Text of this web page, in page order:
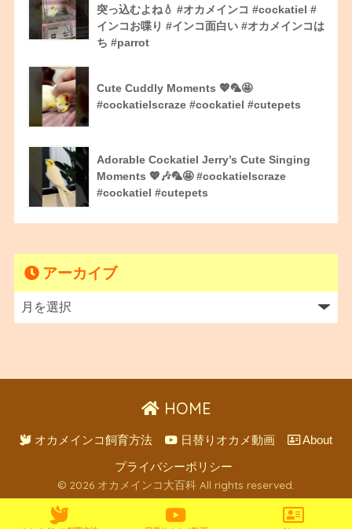
突っ込むよね💧 #オカメインコ #cockatiel #
インコお喋り #インコ面白い #オカメインコは
ち #parrot
Cute Cuddly Moments 💖🦜🤩
#cockatielscraze #cockatiel #cutepets
Adorable Cockatiel Jerry’s Cute Singing
Moments 💖🎶🦜🤩 #cockatielscraze
#cockatiel #cutepets
アーカイブ
HOME
オカメインコ飼育方法 日替りオカメ動画 About
プライバシーポリシー
© 2026 オカメインコ大百科 All rights reserved.